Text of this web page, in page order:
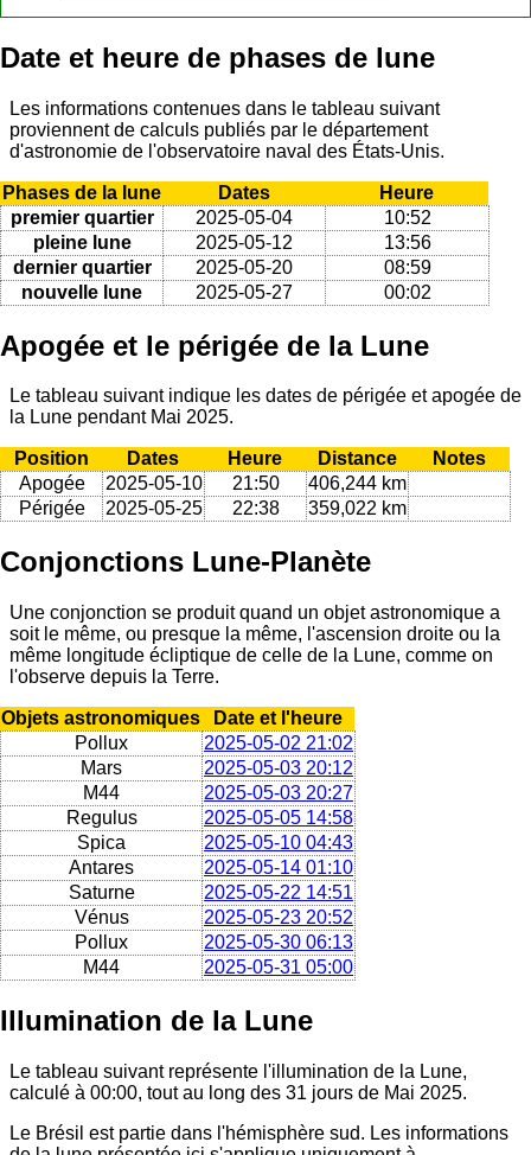
Date et heure de phases de lune
Les informations contenues dans le tableau suivant
proviennent de calculs publiés par le département
d'astronomie de l'observatoire naval des États-Unis.
Phases de la lune Dates
Heure
premier quartier
2025-05-04
10:52
pleine lune
2025-05-12
13:56
dernier quartier
2025-05-20
08:59
nouvelle lune
2025-05-27 00:02
Apogée et le périgée de la Lune
Le tableau suivant indique les dates de périgée et apogée de
la Lune pendant Mai 2025.
Position Dates Heure Distance
Notes
Apogée
2025-05-10 21:50
406,244 km
Périgée
2025-05-25 22:38 359,022 km
Conjonctions Lune-Planète
Une conjonction se produit quand un objet astronomique a
soit le même, ou presque la même, l'ascension droite ou la
même longitude écliptique de celle de la Lune, comme on
l'observe depuis la Terre.
Objets astronomiques
Date et l'heure
Pollux
2025-05-02 21:02
Mars
2025-05-03 20:12
M44
2025-05-03 20:27
Regulus
2025-05-05 14:58
Spica
2025-05-10 04:43
Antares
2025-05-14 01:10
Saturne
2025-05-22 14:51
Vénus
2025-05-23 20:52
Pollux
2025-05-30 06:13
M44
2025-05-31 05:00
Illumination de la Lune
Le tableau suivant représente l'illumination de la Lune,
calculé à 00:00, tout au long des 31 jours de Mai 2025.
Le Brésil est partie dans l'hémisphère sud. Les informations